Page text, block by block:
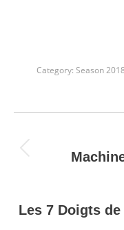
Category: Season
navigation
Les 7 Doigts